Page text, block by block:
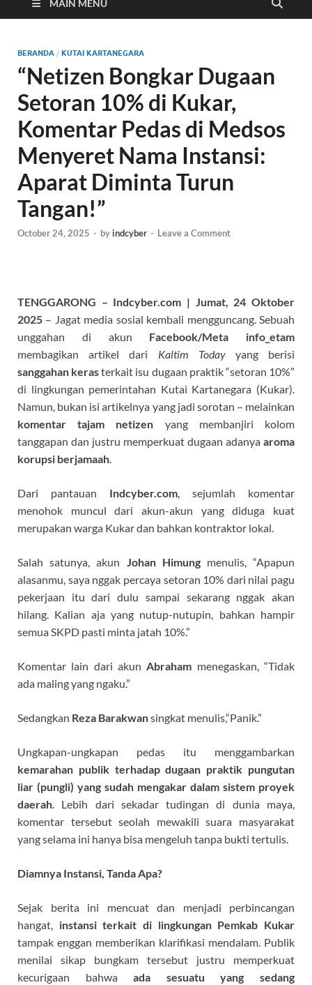
Cyber
MAIN MENU
BERANDA / KUTAI KARTANEGARA
“Netizen Bongkar Dugaan
Setoran 10% di Kukar,
Komentar Pedas di Medsos
Menyeret Nama Instansi:
Aparat Diminta Turun
Tangan!”
October 24, 2025 - by indcyber - Leave a Comment
TENGGARONG – Indcyber.com | Jumat, 24 Oktober
2025 – Jagat media sosial kembali mengguncang. Sebuah
unggahan di akun Facebook/Meta info_etam
membagikan artikel dari Kaltim Todayyang berisi
sanggahan kerasterkait isu dugaan praktik “setoran 10%”
di lingkungan pemerintahan Kutai Kartanegara (Kukar).
Namun, bukan isi artikelnya yang jadi sorotan – melainkan
komentar tajam netizen yang membanjiri kolom
tanggapan dan justru memperkuat dugaan adanya aroma
korupsi berjamaah.
Dari pantauan Indcyber.com, sejumlah komentar
menohok muncul dari akun-akun yang diduga kuat
merupakan warga Kukar dan bahkan kontraktor lokal.
Salah satunya, akun Johan Himungmenulis, “Apapun
alasanmu, saya nggak percaya setoran 10% dari nilai pagu
pekerjaan itu dari dulu sampai sekarang nggak akan
hilang. Kalian aja yang nutup-nutupin, bahkan hampir
semua SKPD pasti minta jatah 10%.”
Komentar lain dari akunAbraham menegaskan, “Tidak
ada maling yang ngaku.”
Sedangkan Reza Barakwansingkat menulis,“Panik.”
Ungkapan-ungkapan pedas itu menggambarkan
kemarahan publik terhadap dugaan praktik pungutan
liar (pungli) yang sudah mengakar dalam sistem proyek
daerah. Lebih dari sekadar tudingan di dunia maya,
komentar tersebut seolah mewakili suara masyarakat
yang selama ini hanya bisa mengeluh tanpa bukti tertulis.
Diamnya Instansi, Tanda Apa?
Sejak berita ini mencuat dan menjadi perbincangan
hangat, instansi terkait di lingkungan Pemkab Kukar
tampak enggan memberikan klarifikasi mendalam. Publik
menilai sikap bungkam tersebut justru memperkuat
kecurigaan bahwaada sesuatu yang sedang